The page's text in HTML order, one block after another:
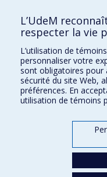
Écoles
Kinésiologie et des
Orthophonie et audiologie
Réadaptation
Directions
DPC
CPASS
L’UdeM
respecter la vie
L’utilisation de
personnaliser votre
sont obligatoires pour
sécurité du site Web,
préférences. En
utilisation de témoins